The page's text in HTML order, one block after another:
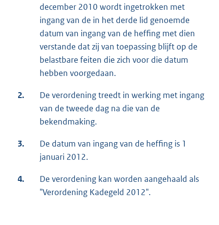
x
t
e
r
n
e
i
n
k
:
december 2010 wordt ingetrokken met
ingang van de in het derde lid genoemde
datum van ingang van de heffing met dien
verstande dat zij van toepassing blijft op de
belastbare feiten die zich voor die datum
hebben voorgedaan.
2.
De verordening treedt in werking met ingang
van de tweede dag na die van de
bekendmaking.
3.
De datum van ingang van de heffing is 1
januari 2012.
4.
De verordening kan worden aangehaald als
"Verordening Kadegeld 2012".